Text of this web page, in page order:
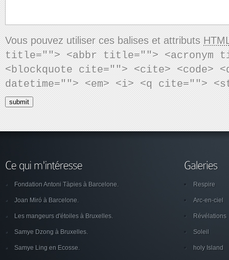
Vous pouvez utiliser ces balises et attributs
title=""> <abbr title=""> <acronym
<blockquote cite=""> <cite> <code>
datetime=""> <em> <i> <q cite="">
Fondation Antoni Tàpies à Barcelone.
Joan Miró à Barcelone.
Les mangeurs d'étoiles à Bruxelles.
Samye Dzong à Bruxelles.
Samye Ling en Ecosse.
Respire
Arc-en-ciel
Révélations
Soleil
holy Island